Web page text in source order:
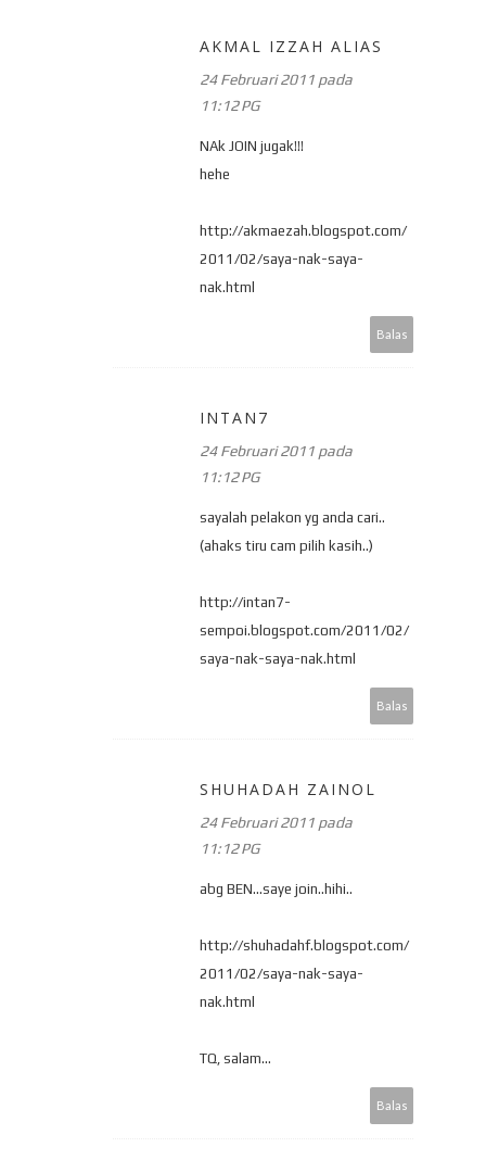
AKMAL IZZAH ALIAS
24 Februari 2011 pada
11:12 PG
NAk JOIN jugak!!!
hehe
http://akmaezah.blogspot.com/
2011/02/saya-nak-saya-
nak.html
Balas
INTAN7
24 Februari 2011 pada
11:12 PG
sayalah pelakon yg anda cari..
(ahaks tiru cam pilih kasih..)
http://intan7-
sempoi.blogspot.com/2011/02/
saya-nak-saya-nak.html
Balas
SHUHADAH ZAINOL
24 Februari 2011 pada
11:12 PG
abg BEN...saye join..hihi..
http://shuhadahf.blogspot.com/
2011/02/saya-nak-saya-
nak.html
TQ, salam...
Balas